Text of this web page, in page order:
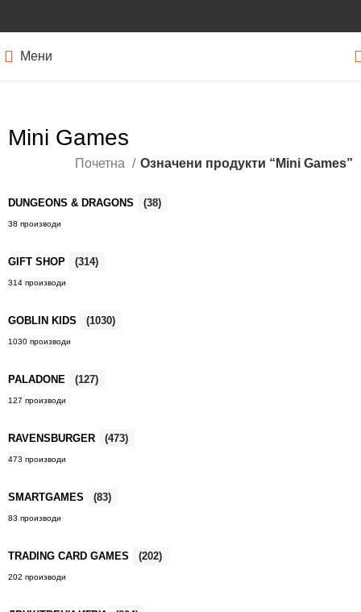
Мени
Mini Games
Почетна Означени продукти “Mini Games”
DUNGEONS & DRAGONS (38)
38 производи
GIFT SHOP (314)
314 производи
GOBLIN KIDS (1030)
1030 производи
PALADONE (127)
127 производи
RAVENSBURGER (473)
473 производи
SMARTGAMES (83)
83 производи
TRADING CARD GAMES (202)
202 производи